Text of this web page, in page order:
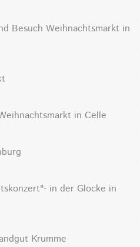
Besuch Weihnachtsmarkt in
in Celle
in der Glocke in
Krumme